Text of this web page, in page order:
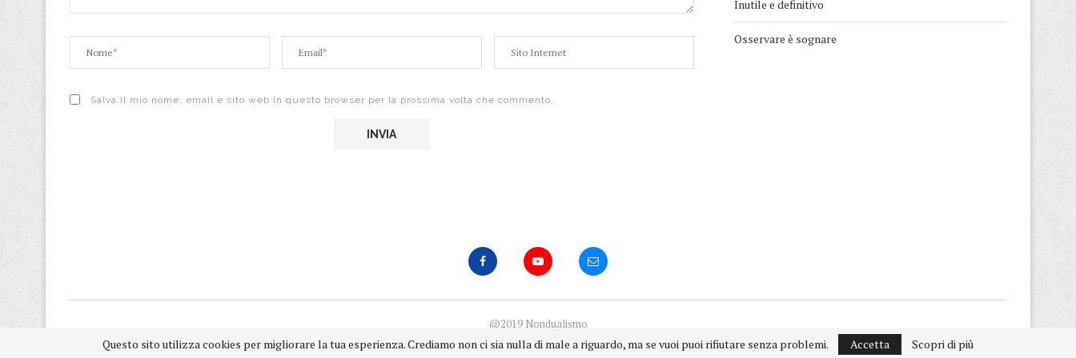
Salva il mio nome, email e sito web in questo browser per la prossima volta che commento.
Inutile e definitivo
Osservare è sognare
@2019 Nondualismo
powered by
totel
Questo sito utilizza cookies per migliorare la tua esperienza. Crediamo non ci sia nulla di male a riguardo, ma se vuoi puoi rifiutare senza problemi. Accetta Scopri di più